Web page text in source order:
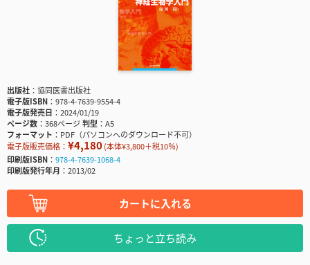
出版社
協同医書出版社
電子版ISBN
978-4-7639-9554-4
電子版発売日
2024/01/19
ページ数
368ページ判型
A5
フォーマット
PDF（パソコンへのダウンロード不可）
電子版販売価格： ¥4,180(本体¥3,800＋税10％)
印刷版ISBN
978-4-7639-1068-4
印刷版発行年月
2013/02
カートに入れる
ちょっと立ち読み